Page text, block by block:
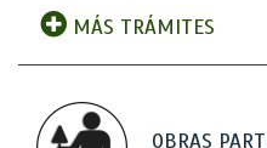
MÁS TRÁMITES
OBRAS